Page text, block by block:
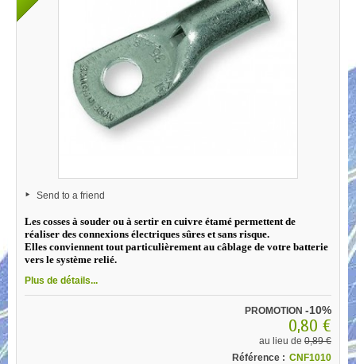
Send to a friend
Les cosses à souder ou à sertir en cuivre étamé permettent de
réaliser des connexions électriques sûres et sans risque.
Elles conviennent tout particulièrement au câblage de votre batterie
vers le système relié.
Plus de détails...
PROMOTION -10%
0,80 €
au lieu de 0,89 €
Référence : CNF1010